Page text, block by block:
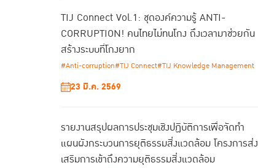
TIJ Connect Vol.1: ชุดองค์ความรู้ ANTI-
CORRUPTION! คนไทยไม่ทนโกง ถึงเวลามาช่วยกัน
สร้างระบบที่โกงยาก
#Anti-corruption#TIJ Connect#TIJ Knowledge Management
23 มี.ค. 2569
รายงานสรุปผลการประชุมเชิงปฏิบัติการเพื่อจัดทํา
แผนผังกระบวนการยุติธรรมสิ่งแวดล้อม โครงการส่ง
เสริมการเข้าถึงความยุติธรรมสิ่งแวดล้อม